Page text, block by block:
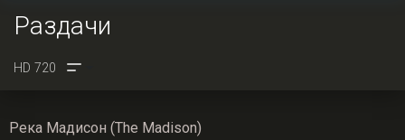
Раздачи
Река Мадисон (The Madison)